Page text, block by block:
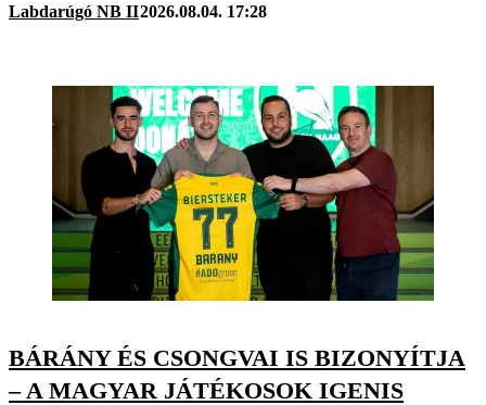
Labdarúgó NB II2026.08.04. 17:28
BÁRÁNY ÉS CSONGVAI IS BIZONYÍTJA
– A MAGYAR JÁTÉKOSOK IGENIS